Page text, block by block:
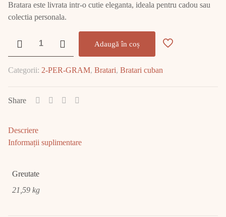
Bratara este livrata intr-o cutie eleganta, ideala pentru cadou sau
colectia personala.
Bratara
14K
GR
Adaugă în coș
Categorii: 2-PER-GRAM, Bratari, Bratari cuban
Share
Descriere
Informații suplimentare
Greutate
21,59 kg